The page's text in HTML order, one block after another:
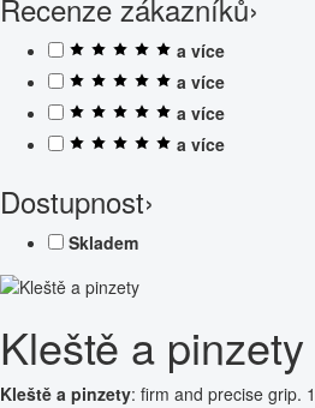
Recenze zákazníků›
a více
a více
a více
a více
Dostupnost›
Skladem
Kleště a pinzety
Kleště a pinzety: firm and precise grip.